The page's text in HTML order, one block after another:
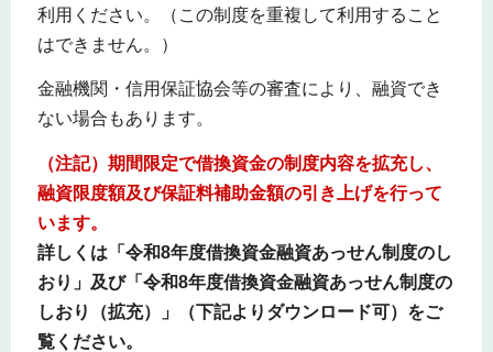
利用ください。（この制度を重複して利用すること
はできません。）
金融機関・信用保証協会等の審査により、融資でき
ない場合もあります。
（注記）期間限定で借換資金の制度内容を拡充し、
融資限度額及び保証料補助金額の引き上げを行って
います。
詳しくは「令和8年度借換資金融資あっせん制度のし
おり」及び「令和8年度借換資金融資あっせん制度の
しおり（拡充）」（下記よりダウンロード可）をご
覧ください。